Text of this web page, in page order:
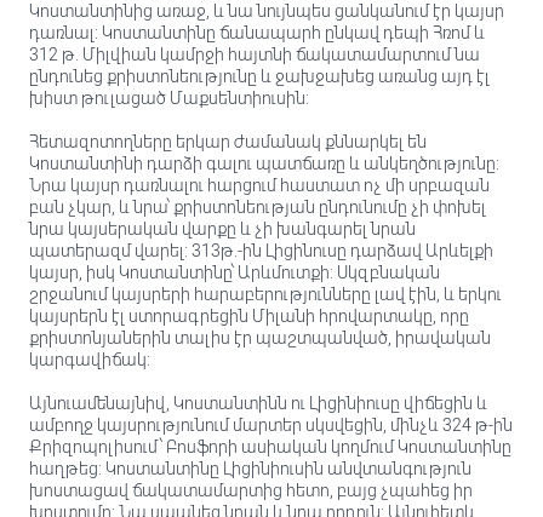
Կոստանտինից առաջ, և նա նույնպես ցանկանում էր կայսր
դառնալ: Կոստանտինը ճանապարհ ընկավ դեպի Հռոմ և
312 թ. Միլվիան կամրջի հայտնի ճակատամարտում նա
ընդունեց քրիստոնեությունը և ջախջախեց առանց այդ էլ
խիստ թուլացած Մաքսենտիուսին:
Հետազոտողները երկար ժամանակ քննարկել են
Կոստանտինի դարձի գալու պատճառը և անկեղծությունը:
Նրա կայսր դառնալու հարցում հաստատ ոչ մի սրբազան
բան չկար, և նրա՝ քրիստոնեության ընդունումը չի փոխել
նրա կայսերական վարքը և չի խանգարել նրան
պատերազմ վարել: 313թ.-ին Լիցինուսը դարձավ Արևելքի
կայսր, իսկ Կոստանտինը՝ Արևմուտքի: Սկզբնական
շրջանում կայսրերի հարաբերությունները լավ էին, և երկու
կայսրերն էլ ստորագրեցին Միլանի հրովարտակը, որը
քրիստոնյաներին տալիս էր պաշտպանված, իրավական
կարգավիճակ:
Այնուամենայնիվ, Կոստանտինն ու Լիցինիուսը վիճեցին և
ամբողջ կայսրությունում մարտեր սկսվեցին, մինչև 324 թ-ին
Քրիզոպոլիսում՝ Բոսֆորի ասիական կողմում Կոստանտինը
հաղթեց: Կոստանտինը Լիցինիուսին անվտանգություն
խոստացավ ճակատամարտից հետո, բայց չպահեց իր
խոստումը: Նա սպանեց նրան և նրա որդուն: Այնուհետև